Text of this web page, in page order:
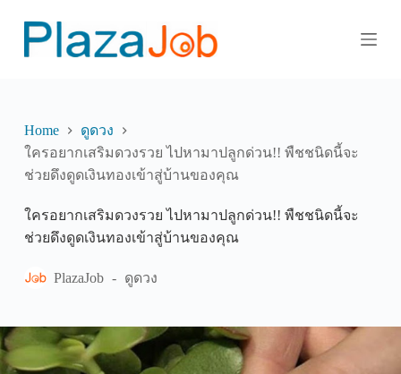
o
n
Home
ดูดวง
ใครอยากเสริมดวงรวย ไปหามาปลูกด่วน!! พืชชนิดนี้จะ
ช่วยดึงดูดเงินทองเข้าสู่บ้านของคุณ
ใครอยากเสริมดวงรวย ไปหามาปลูกด่วน!! พืชชนิดนี้จะ
ช่วยดึงดูดเงินทองเข้าสู่บ้านของคุณ
PlazaJob ดูดวง